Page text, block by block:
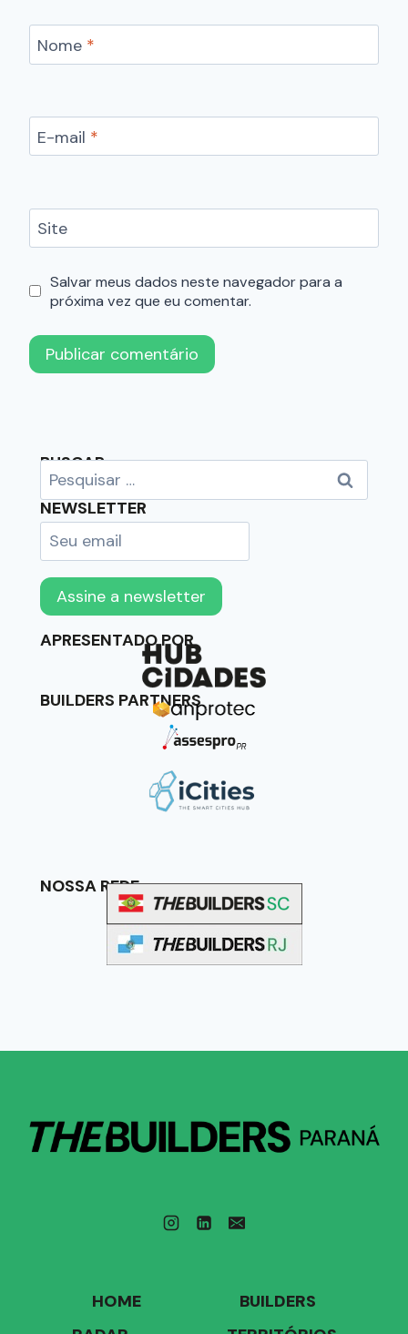
Nome *
E-mail *
Site
Salvar meus dados neste navegador para a
próxima vez que eu comentar.
BUSCAR
NEWSLETTER
APRESENTADO POR
BUILDERS PARTNERS
NOSSA REDE
HOME
BUILDERS